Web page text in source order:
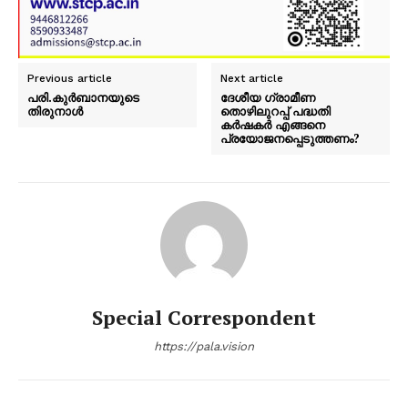
Previous article
പരി.കുർബാനയുടെ
തിരുനാൾ
Next article
ദേശീയ ഗ്രാമീണ
തൊഴിലുറപ്പ് പദ്ധതി
കർഷകർ എങ്ങനെ
പ്രയോജനപ്പെടുത്തണം?
Special Correspondent
https://pala.vision